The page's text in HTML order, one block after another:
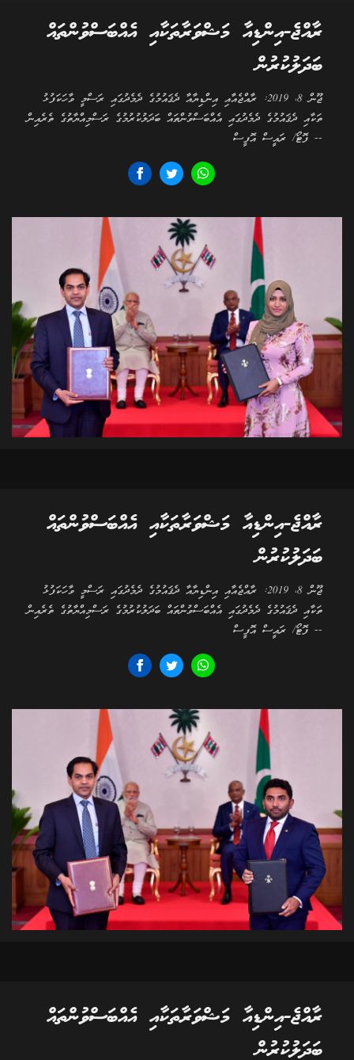
ރާއްޖެ-އިންޑިއާ މަޝްވަރާތަކާއި އެއްބަސްވުންތައް
ބަދަލުކުރުން
ޖޫން 8، 2019: ރާއްޖެއާއި އިންޑިޔާއާ ދެޤައުމުގެ ދެމެދުގައި ރަސްމީ ވާހަކަފުޅު
ތަކާއި ދެޤައުމުގެ ދެމެދުގައި އެއްބަސްވުންތައް ބަދަލުކުރުމުގެ ރަސްމިއްޔާތުގެ ތެރެއިން
-- ފޮޓޯ/ ރައީސް އޮފީސް
ރާއްޖެ-އިންޑިއާ މަޝްވަރާތަކާއި އެއްބަސްވުންތައް
ބަދަލުކުރުން
ޖޫން 8، 2019: ރާއްޖެއާއި އިންޑިޔާއާ ދެޤައުމުގެ ދެމެދުގައި ރަސްމީ ވާހަކަފުޅު
ތަކާއި ދެޤައުމުގެ ދެމެދުގައި އެއްބަސްވުންތައް ބަދަލުކުރުމުގެ ރަސްމިއްޔާތުގެ ތެރެއިން
-- ފޮޓޯ/ ރައީސް އޮފީސް
ރާއްޖެ-އިންޑިއާ މަޝްވަރާތަކާއި އެއްބަސްވުންތައް
ބަދަލުކުރުން